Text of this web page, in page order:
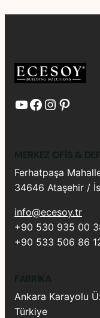
YouTube Facebook Instagram Pinterest
MERKEZ OFIS &
Ferhatpaşa
34646 Ataşehir /
info@ecesoy.tr
+90 530 935 00
+90 533 506 86
FABRIKA
Ankara Karayolu
Türkiye